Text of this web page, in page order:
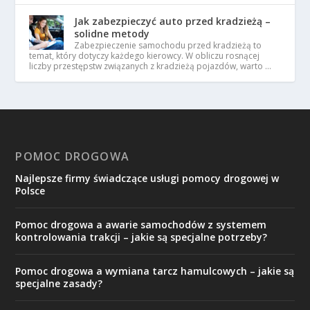
Jak zabezpieczyć auto przed kradzieżą –
solidne metody
Zabezpieczenie samochodu przed kradzieżą to
temat, który dotyczy każdego kierowcy. W obliczu rosnącej
liczby przestępstw związanych z kradzieżą pojazdów, warto …
POMOC DROGOWA
Najlepsze firmy świadczące usługi pomocy drogowej w
Polsce
Pomoc drogowa a awarie samochodów z systemem
kontrolowania trakcji – jakie są specjalne potrzeby?
Pomoc drogowa a wymiana tarcz hamulcowych – jakie są
specjalne zasady?